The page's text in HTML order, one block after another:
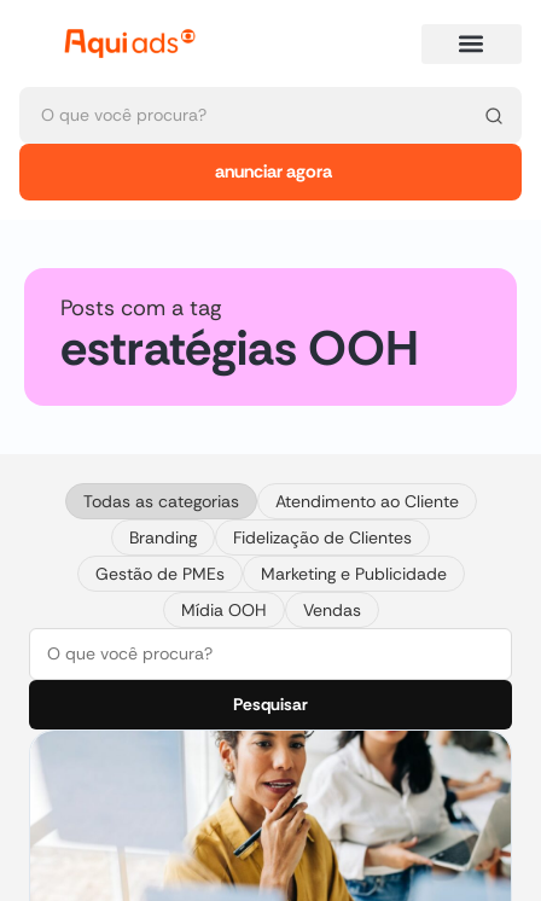
anunciar agora
Posts com a tag
estratégias OOH
Todas as categorias
Atendimento ao Cliente
Branding
Fidelização de Clientes
Gestão de PMEs
Marketing e Publicidade
Mídia OOH
Vendas
Pesquisar